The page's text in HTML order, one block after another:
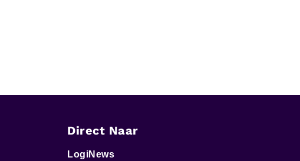
Direct Naar
LogiNews